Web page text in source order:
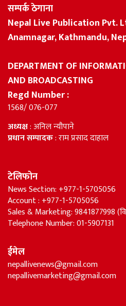
सम्पर्क ठेगाना
Nepal Live Publication Pvt.
Anamnagar, Kathmandu,
DEPARTMENT OF
AND BROADCASTING
Regd Number :
1568/ 076-077
अध्यक्ष: अनिल न्यौपाने
प्रधान सम्पादक: राम प्रसाद दाहाल
टेलिफोन
News Section: +977-1-5705056
Account : +977-1-5705056
Sales & Marketing: 9841877998
Telephone Number: 01-5907131
ईमेल
nepallivenews@gmail.com
nepallivemarketing@gmail.com